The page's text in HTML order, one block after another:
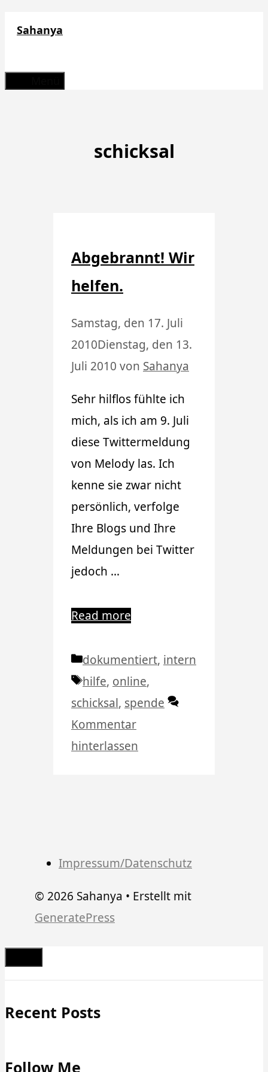
Sahanya
schicksal
Abgebrannt! Wir
helfen.
Samstag, den 17. Juli
2010Dienstag, den 13.
Juli 2010 von Sahanya
Sehr hilflos fühlte ich
mich, als ich am 9. Juli
diese Twittermeldung
von Melody las. Ich
kenne sie zwar nicht
persönlich, verfolge
Ihre Blogs und Ihre
Meldungen bei Twitter
jedoch …
Read more
Kategorien
dokumentiert, intern
Schlagwörter
hilfe, online,
schicksal, spende
Kommentar
hinterlassen
Impressum/Datenschutz
© 2026 Sahanya • Erstellt mit
GeneratePress
Schließen
Recent Posts
Follow Me